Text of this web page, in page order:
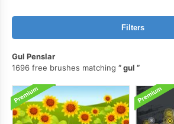
Filters
Gul Penslar
1696 free brushes matching
gul